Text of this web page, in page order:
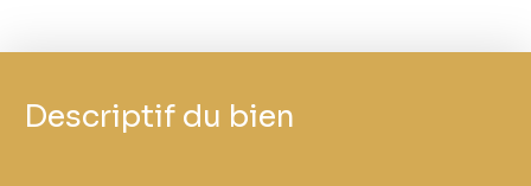
Descriptif du bien